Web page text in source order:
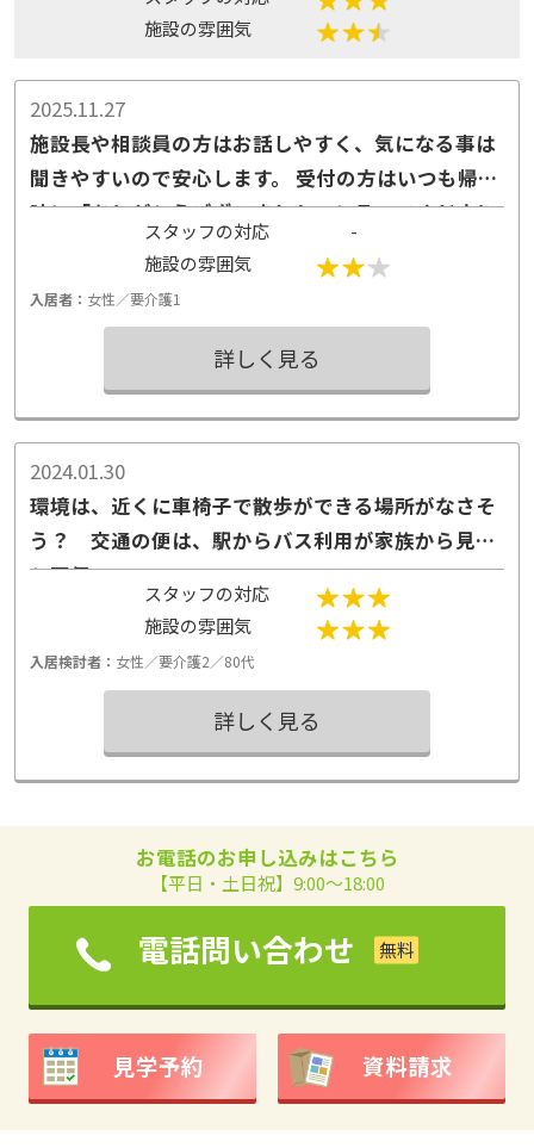
施設の雰囲気
2025.11.27
施設長や相談員の方はお話しやすく、気になる事は
聞きやすいので安心します。 受付の方はいつも帰る
時に「ありがとうございました」と言ってくださり
とても気持ち良いと 思います。
スタッフの対応
施設の雰囲気
入居者： 女性／要介護1
詳しく見る
2024.01.30
環境は、近くに車椅子で散歩ができる場所がなさそ
う？ 交通の便は、駅からバス利用が家族から見る
と不便。
スタッフの対応
施設の雰囲気
入居検討者： 女性／要介護2／80代
詳しく見る
お電話のお申し込みはこちら
【平日・土日祝】9:00～18:00
電話問い合わせ
見学予約 資料請求